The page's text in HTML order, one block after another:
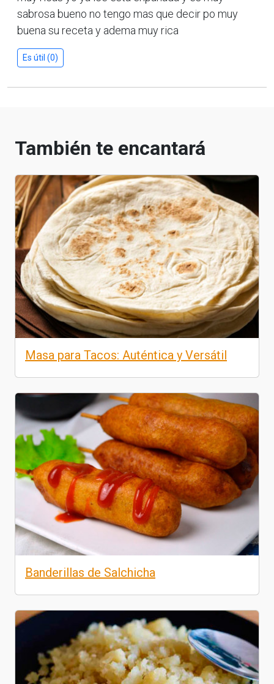
sabrosa bueno no tengo mas que decir po muy
buena su receta y adema muy rica
Es útil (0)
También te encantará
Masa para Tacos: Auténtica y Versátil
Banderillas de Salchicha